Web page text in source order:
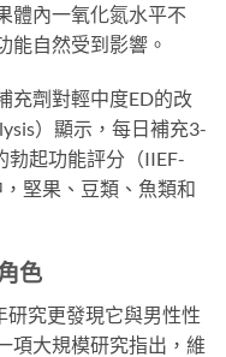
體內一氧化氮水平不
能自然受到影響。
充劑對輕中度ED的改
）顯示，每日補充3-
勃起功能評分（IIEF-
堅果、豆類、魚類和
色
究更發現它與男性性
項大規模研究指出，維